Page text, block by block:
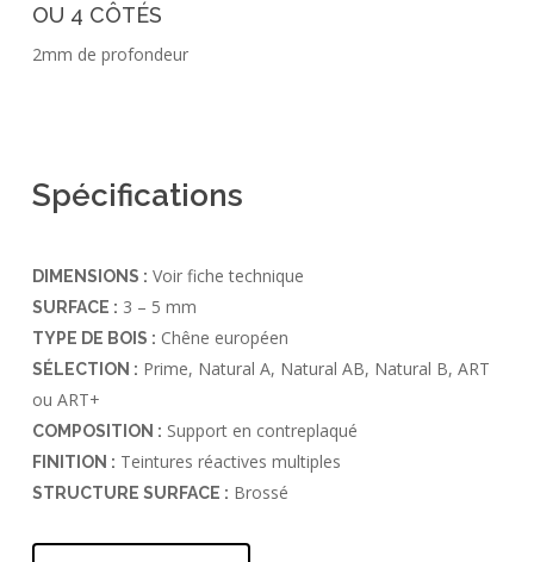
OU 4 CÔTÉS
2mm de profondeur
Spécifications
DIMENSIONS : Voir fiche technique
SURFACE : 3 – 5 mm
TYPE DE BOIS : Chêne européen
SÉLECTION : Prime, Natural A, Natural AB, Natural B, ART
ou ART+
COMPOSITION : Support en contreplaqué
FINITION : Teintures réactives multiples
STRUCTURE SURFACE : Brossé